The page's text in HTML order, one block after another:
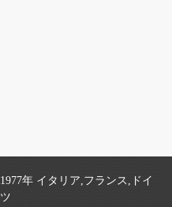
1977年 イタリア,フランス,ドイ
ツ